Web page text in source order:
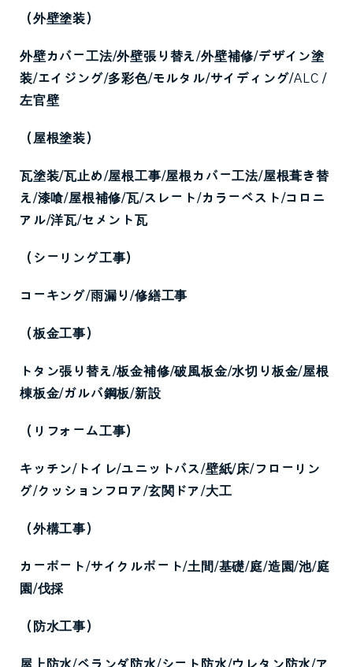
（外壁塗装）
外壁カバー工法/外壁張り替え/外壁補修/デザイン塗
装/エイジング/多彩色/モルタル/サイディング/ALC /
左官壁
（屋根塗装）
瓦塗装/ 瓦止め/屋根工事/屋根カバー工法/屋根葺き替
え/漆喰/屋根補修/ 瓦/スレート/カラーベスト/コロニ
アル/洋瓦/セメント瓦
（シーリング工事）
コーキング/雨漏り/修繕工事
（板金工事）
トタン張り替え/板金補修/破風板金/水切り板金/屋根
棟板金/ガルバ鋼板/新設
（リフォーム工事）
キッチン/ トイレ/ユニットバス/壁紙/床/ フローリン
グ/クッションフロア/玄関ドア/大工
（外構工事）
カーポート/サイクルポート/土間/基礎/庭/造園/池/庭
園/伐採
（防水工事）